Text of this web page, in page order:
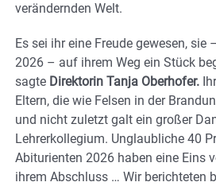
verändernden Welt.
Es sei ihr eine Freude gewesen, sie
2026 – auf ihrem Weg ein Stück
sagte Direktorin Tanja Oberhofer.
Eltern, die wie Felsen in der
und nicht zuletzt galt ein großer
Lehrerkollegium. Unglaubliche 40
Abiturienten 2026 haben eine Eins
ihrem Abschluss … Wir berichteten